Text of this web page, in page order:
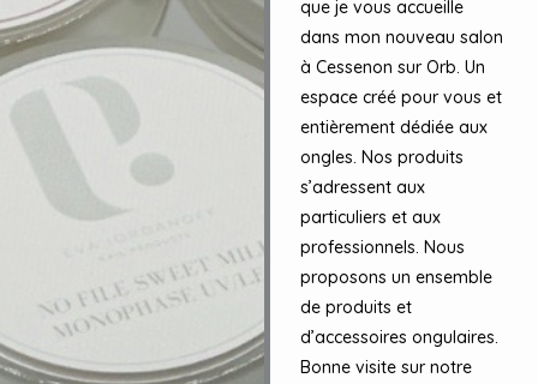
que je vous accueille
dans mon nouveau salon
à Cessenon sur Orb. Un
espace créé pour vous et
entièrement dédiée aux
ongles. Nos produits
s’adressent aux
particuliers et aux
professionnels. Nous
proposons un ensemble
de produits et
d’accessoires ongulaires.
Bonne visite sur notre